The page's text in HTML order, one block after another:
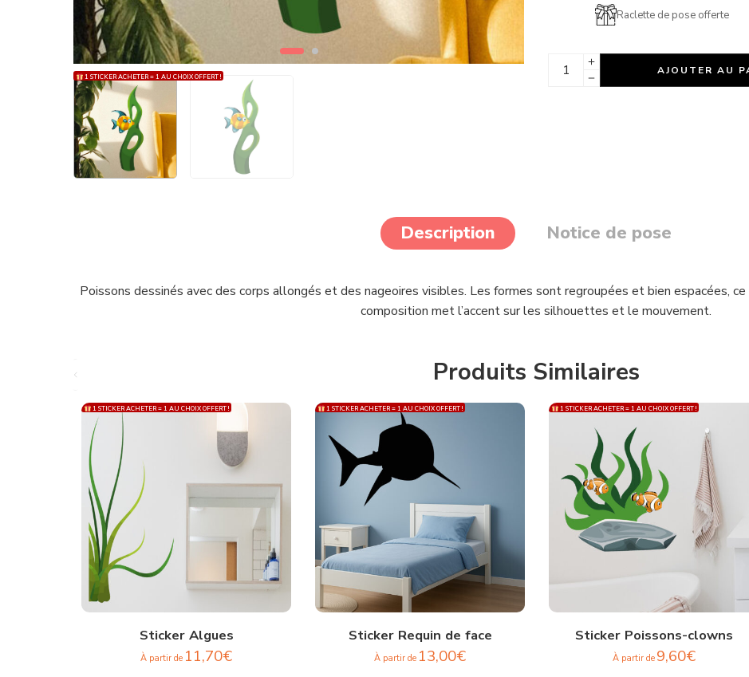
1 STICKER ACHETER = 1 AU CHOIX OFFERT !
Raclette de pose offerte
AJOUTER AU
Description Notice de pose
Poissons dessinés avec des corps allongés et des nageoires visibles. Les formes sont regroupées et bien espacées,
composition met l’accent sur les silhouettes et le mouvement.
Produits Similaires
1 STICKER ACHETER = 1 AU CHOIX OFFERT !
Sticker Algues
À partir de 11,70€
1 STICKER ACHETER = 1 AU CHOIX OFFERT !
Sticker Requin de face
À partir de 13,00€
1 STICKER ACHETER = 1 AU CHOIX OFFERT !
Sticker Poissons-clowns
À partir de 9,60€